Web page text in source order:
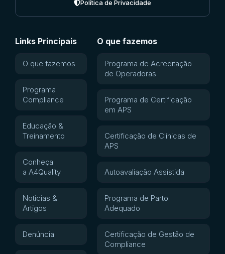
Política de Privacidade
Links Principais
O que fazemos
Programa
Compliance
Educação &
Treinamento
Conheça
a A4Quality
Noticias &
Artigos
Denúncia
O que fazemos
Programa de Acreditação
de Operadoras
Programa de Certificação
em APS
Certificação de Clínicas de
APS
Autoavaliação Assistida
Programa de Parto
Adequado
Certificação de Gestão de
Compliance